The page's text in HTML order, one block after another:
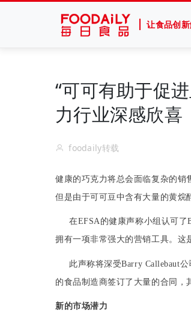
让食品创新
“可可有助于促
力行业深感欣喜
foodaily转载
健康的巧克力将总会面临复杂的销
但是由于可可豆中含有大量的黄烷
在EFSA的健康声称小组认可了
拥有一项非常强大的营销工具。这
此声称将深受Barry Callebaut公
的食品制造商签订了大量的合同，
新的市场潜力